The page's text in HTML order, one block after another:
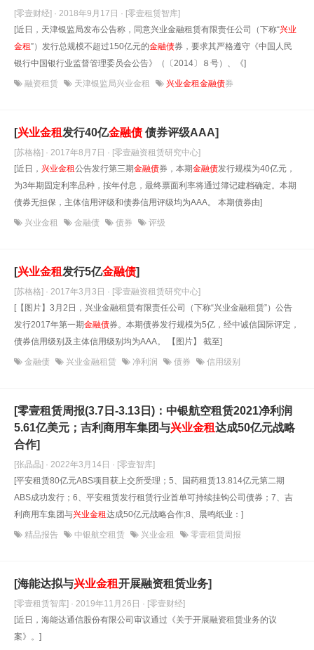
[零壹财经] · 2018年9月17日 · [零壹租赁智库]
[近日，天津银监局发布公告称，同意兴业金融租赁有限责任公司（下称“兴业
金租”）发行总规模不超过150亿元的金融债券，要求其严格遵守《中国人民
银行中国银行业监督管理委员会公告》（〔2014〕８号）、《]
融资租赁 天津银监局兴业金租 兴业金租金融债券
[兴业金租发行40亿金融债债券评级AAA]
[苏格格] · 2017年8月7日 · [零壹融资租赁研究中心]
[近日， 兴业金租公告发行第三期金融债券，本期金融债发行规模为40亿元，
为3年期固定利率品种，按年付息，最终票面利率将通过簿记建档确定。本期
债券无担保，主体信用评级和债券信用评级均为AAA。 本期债券由]
兴业金租 金融债 债券 评级
[兴业金租发行5亿金融债]
[苏格格] · 2017年3月3日 · [零壹融资租赁研究中心]
[【图片】3月2日，兴业金融租赁有限责任公司（下称“兴业金融租赁”）公告
发行2017年第一期金融债券。本期债券发行规模为5亿，经中诚信国际评定，
债券信用级别及主体信用级别均为AAA。 【图片】 截至]
金融债 兴业金融租赁 净利润 债券 信用级别
[零壹租赁周报(3.7日-3.13日)：中银航空租赁2021净利润
5.61亿美元；吉利商用车集团与兴业金租达成50亿元战略
合作]
[张晶晶] · 2022年3月14日 · [零壹智库]
[平安租赁80亿元ABS项目获上交所受理；5、国药租赁13.814亿元第二期
ABS成功发行；6、平安租赁发行租赁行业首单可持续挂钩公司债券；7、吉
利商用车集团与兴业金租达成50亿元战略合作;8、晨鸣纸业：]
精品报告 中银航空租赁 兴业金租 零壹租赁周报
[海能达拟与兴业金租开展融资租赁业务]
[零壹租赁智库] · 2019年11月26日 · [零壹财经]
[近日，海能达通信股份有限公司审议通过《关于开展融资租赁业务的议
案》。]